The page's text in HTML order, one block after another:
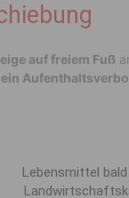
auf freiem Fuß
Lebensmittel